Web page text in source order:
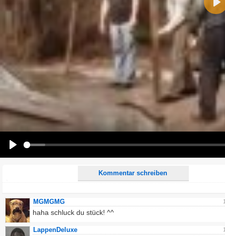
Kommentar schreiben
Kommentar:
Alle HTML-Tags außer <br>, <strike> und <i> werden aus Deinem Kommentar entfernt.
URLs werden automatisch umgewandelt. Bitte verwende "www." oder "http://" in URLs
Ich möchte eine E-Mail, wenn auf dieser Seite weitere Kommentare erscheinen.
MGMGMG
haha schluck du stück! ^^
LappenDeluxe